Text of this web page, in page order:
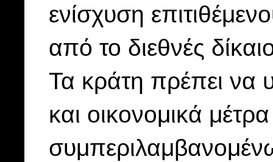
ενίσχυση
από το διεθνές
Τα κράτη πρέπει να
και οικονομικά